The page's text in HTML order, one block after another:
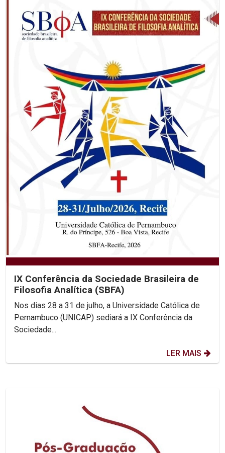
IX Conferência da Sociedade Brasileira de
Filosofia Analítica (SBFA)
Nos dias 28 a 31 de julho, a Universidade Católica de
Pernambuco (UNICAP) sediará a IX Conferência da
Sociedade...
LER MAIS